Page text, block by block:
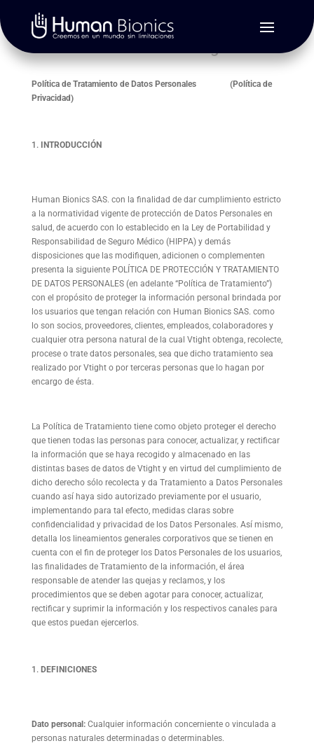
Políticas de Privacidad Vtight
Política de Tratamiento de Datos Personales (Política de
Privacidad)
INTRODUCCIÓN
Human Bionics SAS. con la finalidad de dar cumplimiento estricto
a la normatividad vigente de protección de Datos Personales en
salud, de acuerdo con lo establecido en la Ley de Portabilidad y
Responsabilidad de Seguro Médico (HIPPA) y demás
disposiciones que las modifiquen, adicionen o complementen
presenta la siguiente POLÍTICA DE PROTECCIÓN Y TRATAMIENTO
DE DATOS PERSONALES (en adelante “Política de Tratamiento”)
con el propósito de proteger la información personal brindada por
los usuarios que tengan relación con Human Bionics SAS. como
lo son socios, proveedores, clientes, empleados, colaboradores y
cualquier otra persona natural de la cual Vtight obtenga, recolecte,
procese o trate datos personales, sea que dicho tratamiento sea
realizado por Vtight o por terceras personas que lo hagan por
encargo de ésta.
La Política de Tratamiento tiene como objeto proteger el derecho
que tienen todas las personas para conocer, actualizar, y rectificar
la información que se haya recogido y almacenado en las
distintas bases de datos de Vtight y en virtud del cumplimiento de
dicho derecho sólo recolecta y da Tratamiento a Datos Personales
cuando así haya sido autorizado previamente por el usuario,
implementando para tal efecto, medidas claras sobre
confidencialidad y privacidad de los Datos Personales. Así mismo,
detalla los lineamientos generales corporativos que se tienen en
cuenta con el fin de proteger los Datos Personales de los usuarios,
las finalidades de Tratamiento de la información, el área
responsable de atender las quejas y reclamos, y los
procedimientos que se deben agotar para conocer, actualizar,
rectificar y suprimir la información y los respectivos canales para
que estos puedan ejercerlos.
DEFINICIONES
Dato personal:Cualquier información concerniente o vinculada a
personas naturales determinadas o determinables.